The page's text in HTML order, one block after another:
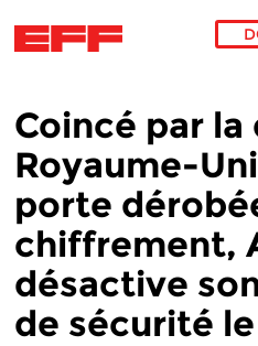
Coincé par
Royaume-
porte
chiffrement,
désactive
de sécurité